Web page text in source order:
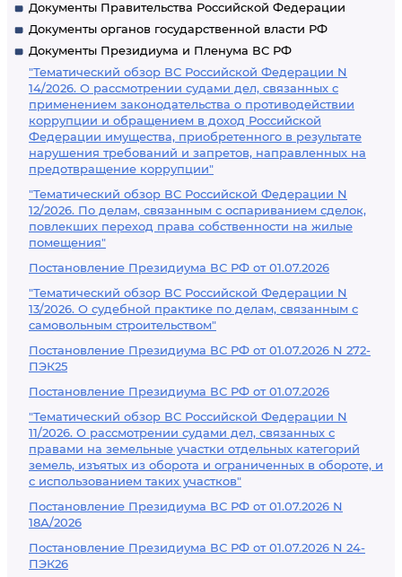
Документы Правительства Российской Федерации
Документы органов государственной власти РФ
Документы Президиума и Пленума ВС РФ
"Тематический обзор ВС Российской Федерации N
14/2026. О рассмотрении судами дел, связанных с
применением законодательства о противодействии
коррупции и обращением в доход Российской
Федерации имущества, приобретенного в результате
нарушения требований и запретов, направленных на
предотвращение коррупции"
"Тематический обзор ВС Российской Федерации N
12/2026. По делам, связанным с оспариванием сделок,
повлекших переход права собственности на жилые
помещения"
Постановление Президиума ВС РФ от 01.07.2026
"Тематический обзор ВС Российской Федерации N
13/2026. О судебной практике по делам, связанным с
самовольным строительством"
Постановление Президиума ВС РФ от 01.07.2026 N 272-
ПЭК25
Постановление Президиума ВС РФ от 01.07.2026
"Тематический обзор ВС Российской Федерации N
11/2026. О рассмотрении судами дел, связанных с
правами на земельные участки отдельных категорий
земель, изъятых из оборота и ограниченных в обороте, и
с использованием таких участков"
Постановление Президиума ВС РФ от 01.07.2026 N
18А/2026
Постановление Президиума ВС РФ от 01.07.2026 N 24-
ПЭК26